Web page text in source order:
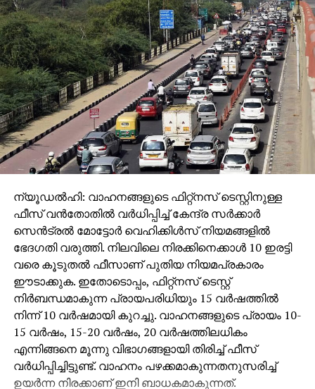
ന്യൂഡല്‍ഹി: വാഹനങ്ങളുടെ ഫിറ്റ്‌നസ് ടെസ്റ്റിനുള്ള
ഫീസ് വന്‍തോതില്‍ വര്‍ധിപ്പിച്ച് കേന്ദ്ര സര്‍ക്കാര്‍
സെന്‍ട്രല്‍ മോട്ടോര്‍ വെഹിക്കിള്‍സ് നിയമങ്ങളില്‍
ഭേദഗതി വരുത്തി. നിലവിലെ നിരക്കിനെക്കാള്‍ 10 ഇരട്ടി
വരെ കൂടുതല്‍ ഫീസാണ് പുതിയ നിയമപ്രകാരം
ഈടാക്കുക. ഇതോടൊപ്പം, ഫിറ്റ്‌നസ് ടെസ്റ്റ്
നിര്‍ബന്ധമാകുന്ന പ്രായപരിധിയും 15 വര്‍ഷത്തില്‍
നിന്ന് 10 വര്‍ഷമായി കുറച്ചു. വാഹനങ്ങളുടെ പ്രായം 10-
15 വര്‍ഷം, 15-20 വര്‍ഷം, 20 വര്‍ഷത്തിലധികം
എന്നിങ്ങനെ മൂന്നു വിഭാഗങ്ങളായി തിരിച്ച് ഫീസ്
വര്‍ധിപ്പിച്ചിട്ടുണ്ട്. വാഹനം പഴക്കമാകുന്നതനുസരിച്ച്
ഉയര്‍ന്ന നിരക്കാണ് ഇനി ബാധകമാകുന്നത്.